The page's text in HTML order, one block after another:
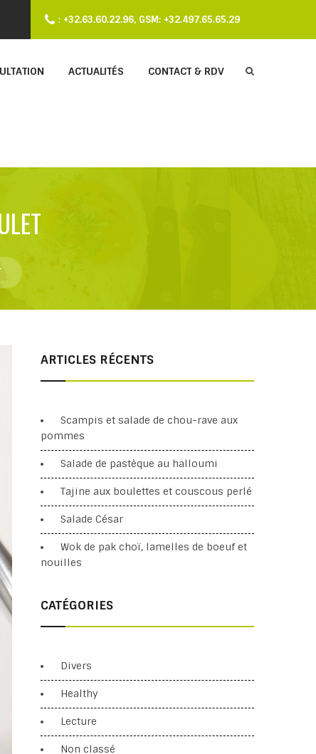
: +32.63.60.22.96, GSM: +32.497.65.65.29
ACTUALITÉS CONTACT & RDV
ARTICLES RÉCENTS
Scampis et salade de chou-rave aux
pommes
Salade de pastèque au halloumi
Tajine aux boulettes et couscous perlé
Salade César
Wok de pak choï, lamelles de boeuf et
nouilles
CATÉGORIES
Divers
Healthy
Lecture
Non classé